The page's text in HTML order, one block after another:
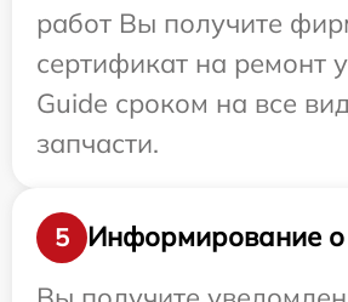
работ Вы получите
сертификат на ремонт
Guide сроком на все
запчасти.
5
Информирование о